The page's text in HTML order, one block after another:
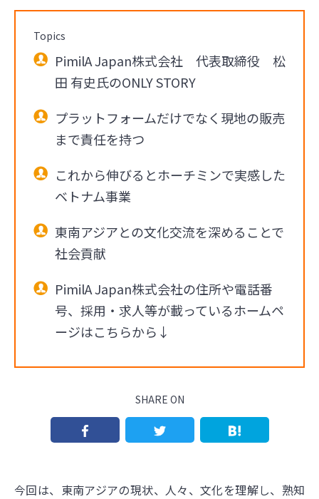
Topics
PimilA Japan株式会社 代表取締役 松
田 有史氏のONLY STORY
プラットフォームだけでなく現地の販売
まで責任を持つ
これから伸びるとホーチミンで実感した
ベトナム事業
東南アジアとの文化交流を深めることで
社会貢献
PimilA Japan株式会社の住所や電話番
号、採用・求人等が載っているホームペ
ージはこちらから↓
SHARE ON
今回は、東南アジアの現状、人々、文化を理解し、熟知